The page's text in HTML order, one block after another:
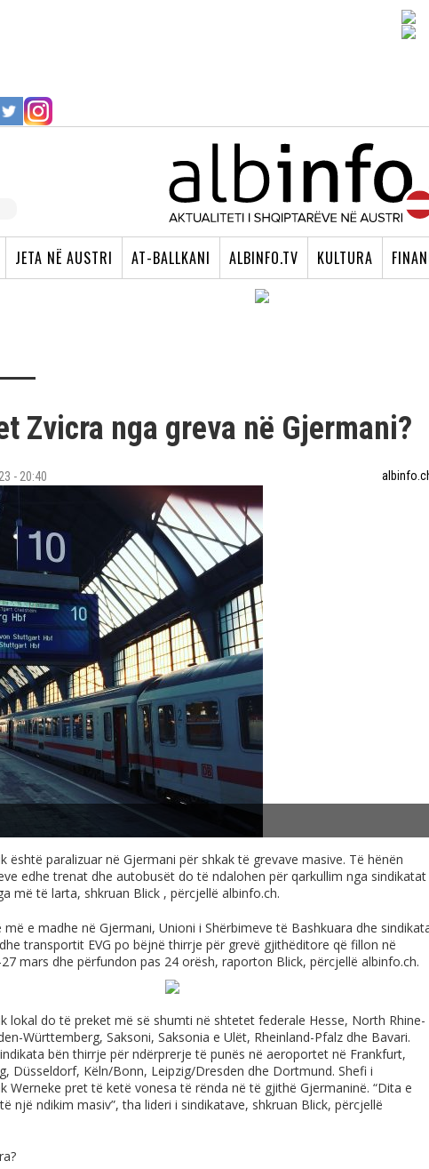
JETA NË AUSTRI AT-BALLKANI ALBINFO.TV KULTURA
Zvicra nga greva në Gjermani?
- 20:40
është paralizuar në Gjermani për shkak të grevave masive. Të hënën
edhe trenat dhe autobusët do të ndalohen për qarkullim nga sindikatat
më të larta, shkruan Blick , përcjellë albinfo.ch.
më e madhe në Gjermani, Unioni i Shërbimeve të Bashkuara dhe
transportit EVG po bëjnë thirrje për grevë gjithëditore që fillon në
mars dhe përfundon pas 24 orësh, raporton Blick, përcjellë albinfo.ch.
lokal do të preket më së shumti në shtetet federale Hesse, North Rhine-
Württemberg, Saksoni, Saksonia e Ulët, Rheinland-Pfalz dhe Bavari.
bën thirrje për ndërprerje të punës në aeroportet në Frankfurt,
Düsseldorf, Këln/Bonn, Leipzig/Dresden dhe Dortmund. Shefi i
Werneke pret të ketë vonesa të rënda në të gjithë Gjermaninë. “Dita e
një ndikim masiv”, tha lideri i sindikatave, shkruan Blick, përcjellë